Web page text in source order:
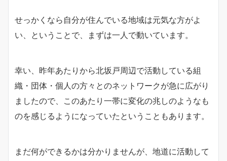
せっかくなら自分が住んでいる地域は元気な方がよ
い、ということで、まずは一人で動いています。
幸い、昨年あたりから北坂戸周辺で活動している組
織・団体・個人の方々とのネットワークが急に広がり
ましたので、このあたり一帯に変化の兆しのようなも
のを感じるようになっていたということもあります。
まだ何ができるかは分かりませんが、地道に活動して